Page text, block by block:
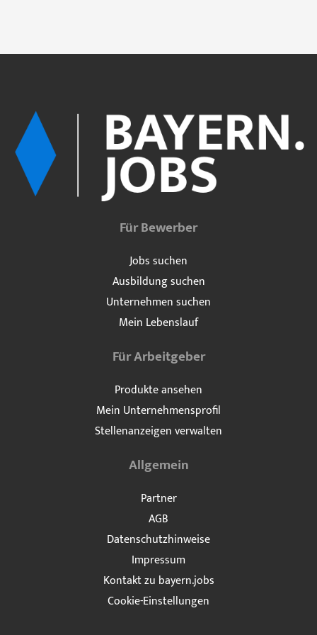
Für Bewerber
Jobs suchen
Ausbildung suchen
Unternehmen suchen
Mein Lebenslauf
Für Arbeitgeber
Produkte ansehen
Mein Unternehmensprofil
Stellenanzeigen verwalten
Allgemein
Partner
AGB
Datenschutzhinweise
Impressum
Kontakt zu bayern.jobs
Cookie-Einstellungen